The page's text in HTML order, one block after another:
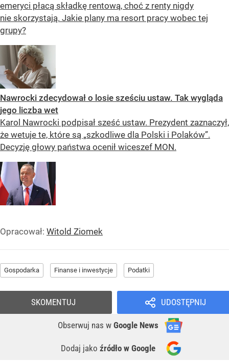
emeryci płacą składkę rentową, choć z renty nigdy
nie skorzystają. Jakie plany ma resort pracy wobec tej
grupy?
Nawrocki zdecydował o losie sześciu ustaw. Tak wygląda
jego liczba wet
Karol Nawrocki podpisał sześć ustaw. Prezydent zaznaczył,
że wetuje te, które są „szkodliwe dla Polski i Polaków”.
Decyzję głowy państwa ocenił wiceszef MON.
Opracował: Witold Ziomek
Gospodarka Finanse i inwestycje Podatki
UDOSTĘPNIJ
Obserwuj nas w Google News
Dodaj jako źródło w Google
SKOMENTUJ